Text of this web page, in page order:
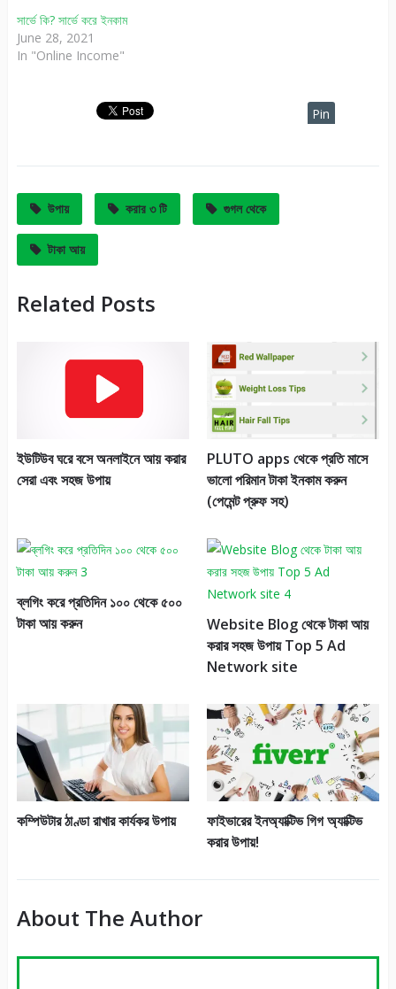
সার্ভে কি? সার্ভে করে ইনকাম
June 28, 2021
In "Online Income"
Pin
উপায় করার ৩ টি গুগল থেকে
টাকা আয়
Related Posts
ইউটিউব ঘরে বসে অনলাইনে আয় করার
সেরা এবং সহজ উপায়
PLUTO apps থেকে প্রতি মাসে
ভালো পরিমান টাকা ইনকাম করুন
(পেমেন্ট প্রুফ সহ)
ব্লগিং করে প্রতিদিন ১০০ থেকে ৫০০
টাকা আয় করুন
Website Blog থেকে টাকা আয়
করার সহজ উপায় Top 5 Ad
Network site
কম্পিউটার ঠাণ্ডা রাখার কার্যকর উপায়
ফাইভারের ইনঅ্যাক্টিভ গিগ অ্যাক্টিভ
করার উপায়!
About The Author